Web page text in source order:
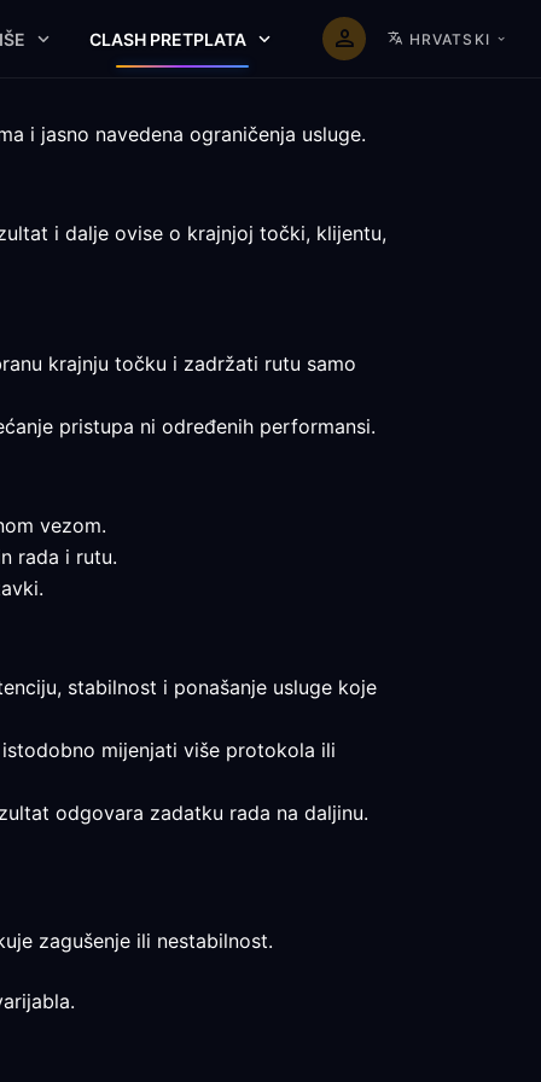
CLASH PRETPLATA HRVATSKI
i jasno navedena ograničenja usluge.
i dalje ovise o krajnjoj točki, klijentu,
krajnju točku i zadržati rutu samo
pristupa ni određenih performansi.
vezom.
rada i rutu.
stabilnost i ponašanje usluge koje
mijenjati više protokola ili
odgovara zadatku rada na daljinu.
zagušenje ili nestabilnost.